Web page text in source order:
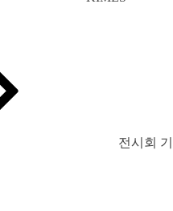
전시회 기